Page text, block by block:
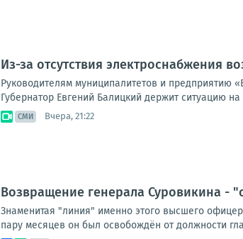
Из-за отсутствия электроснабжения
Руководителям муниципалитетов и предприятию
Губернатор Евгений Балицкий держит ситуацию
СМИ Вчера, 21:22
Возвращение генерала Суровикина -
Знаменитая "линия" именно этого высшего
пару месяцев он был освобождён от должности